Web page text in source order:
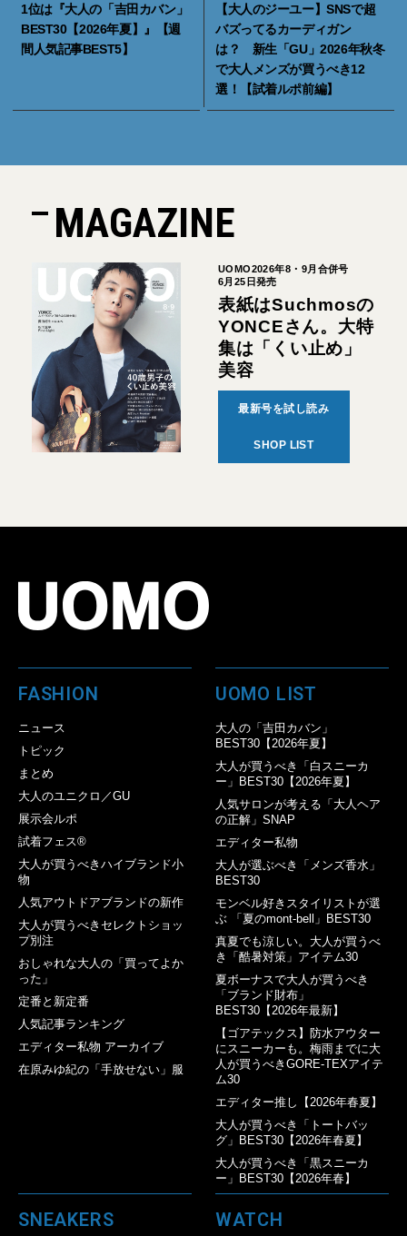
1位は『大人の「吉田カバン」
BEST30【2026年夏】』【週
間人気記事BEST5】
【大人のジーユー】SNSで超
バズってるカーディガン
は？ 新生「GU」2026年秋冬
で大人メンズが買うべき12
選！【試着ルポ前編】
MAGAZINE
UOMO2026年8・9月合併号
6月25日発売
表紙はSuchmosの
YONCEさん。大特
集は「くい止め」
美容
最新号を試し読み
SHOP LIST
FASHION
ニュース
トピック
まとめ
大人のユニクロ／GU
展示会ルポ
試着フェス®︎
大人が買うべきハイブランド小
物
人気アウトドアブランドの新作
大人が買うべきセレクトショッ
プ別注
おしゃれな大人の「買ってよか
った」
定番と新定番
人気記事ランキング
エディター私物 アーカイブ
在原みゆ紀の「手放せない」服
UOMO LIST
大人の「吉田カバン」
BEST30【2026年夏】
大人が買うべき「白スニーカ
ー」BEST30【2026年夏】
人気サロンが考える「大人ヘア
の正解」SNAP
エディター私物
大人が選ぶべき「メンズ香水」
BEST30
モンベル好きスタイリストが選
ぶ 「夏のmont-bell」BEST30
真夏でも涼しい。大人が買うべ
き「酷暑対策」アイテム30
夏ボーナスで大人が買うべき
「ブランド財布」
BEST30【2026年最新】
【ゴアテックス】防水アウター
にスニーカーも。梅雨までに大
人が買うべきGORE-TEXアイテ
ム30
エディター推し【2026年春夏】
大人が買うべき「トートバッ
グ」BEST30【2026年春夏】
大人が買うべき「黒スニーカ
ー」BEST30【2026年春】
SNEAKERS WATCH